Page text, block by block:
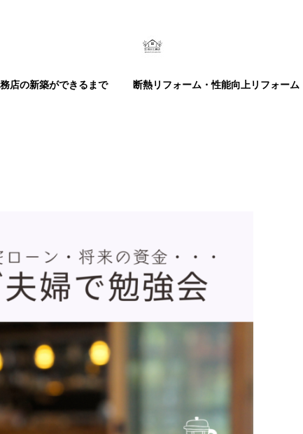
店の新築ができるまで 断熱リフォーム・性能向上リフォーム
会！
ンを含めた資金計画相談会 ／